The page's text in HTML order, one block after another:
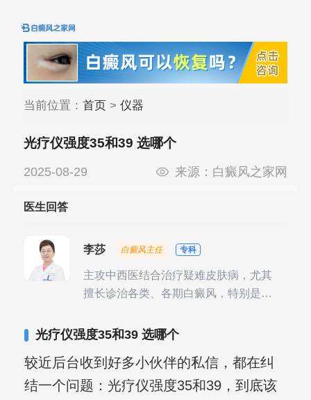
当前位置： 首页> 仪器
光疗仪强度35和39 选哪个
2025-08-29 来源： 白癜风之家网
医生回答
李莎 白癜风主任 专科
主攻中西医结合治疗疑难皮肤病，尤其
擅长诊治各类、各期白癜风，特别是对
复发期;临床运用中医的辨证施治，理法
光疗仪强度35和39 选哪个
较近后台收到好多小伙伴的私信，都在纠
结一个问题：光疗仪强度35和39，到底该